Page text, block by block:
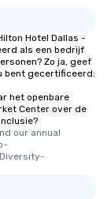
Hotel Dallas -
als een bedrijf
Zo ja, geef
bent gecertificeerd:
het openbare
Center over de
our annual